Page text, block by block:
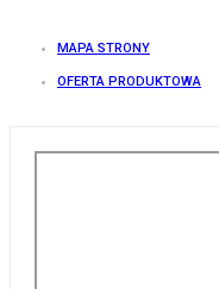
MAPA STRONY
OFERTA PRODUKTOWA